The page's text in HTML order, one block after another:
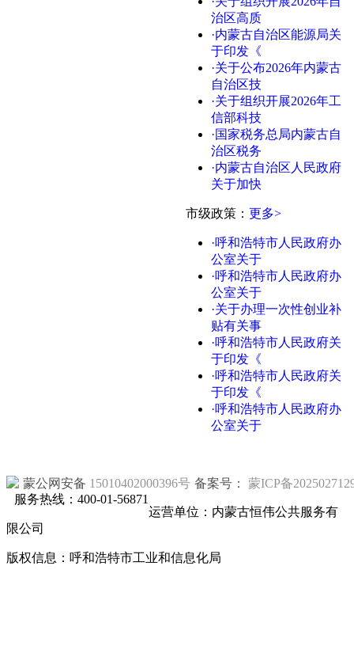
治区高质
·内蒙古自治区能源局关
于印发《
·关于公布2026年内蒙古
自治区技
·关于组织开展2026年工
信部科技
·国家税务总局内蒙古自
治区税务
·内蒙古自治区人民政府
关于加快
市级政策： 更多>
·呼和浩特市人民政府办
公室关于
·呼和浩特市人民政府办
公室关于
·关于办理一次性创业补
贴有关事
·呼和浩特市人民政府关
于印发《
·呼和浩特市人民政府关
于印发《
·呼和浩特市人民政府办
公室关于
蒙公网安备 15010402000396号 备案号：
蒙ICP备
服务热线：400-01-56871
运营单位：内蒙古恒伟公共服务有
限公司
版权信息：呼和浩特市工业和信息化局